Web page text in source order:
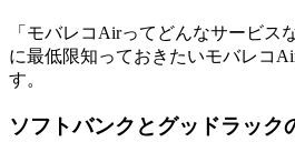
「モバレコAirってどんなサービス
に最低限知っておきたいモバレコ
す。
ソフトバンクとグッドラック